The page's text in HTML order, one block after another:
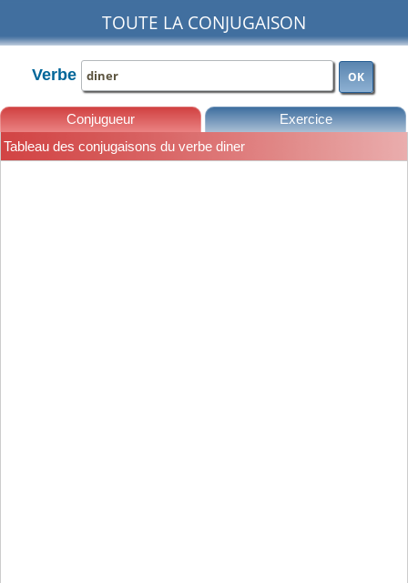
TOUTE LA CONJUGAISON
Verbe OK
Conjugueur Exercice
Tableau des conjugaisons du verbe diner